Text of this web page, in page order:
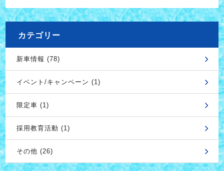
カテゴリー
新車情報 (78)
イベント/キャンペーン (1)
限定車 (1)
採用教育活動 (1)
その他 (26)